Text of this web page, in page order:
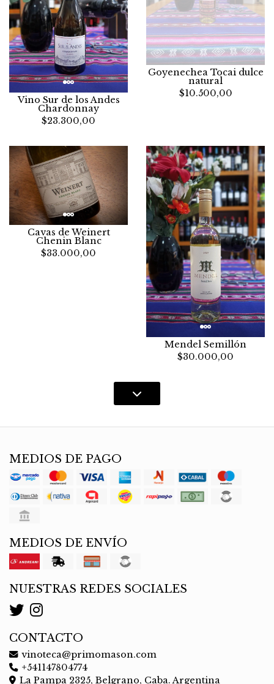
Vino Sur de los Andes
Chardonnay
$23.300,00
Goyenechea Tocai dulce
natural
$10.500,00
Cavas de Weinert
Chenin Blanc
$33.000,00
Mendel Semillón
$30.000,00
MEDIOS DE PAGO
MEDIOS DE ENVÍO
NUESTRAS REDES SOCIALES
CONTACTO
vinoteca@primomason.com
+541147804774
La Pampa 2325, Belgrano, Caba. Argentina